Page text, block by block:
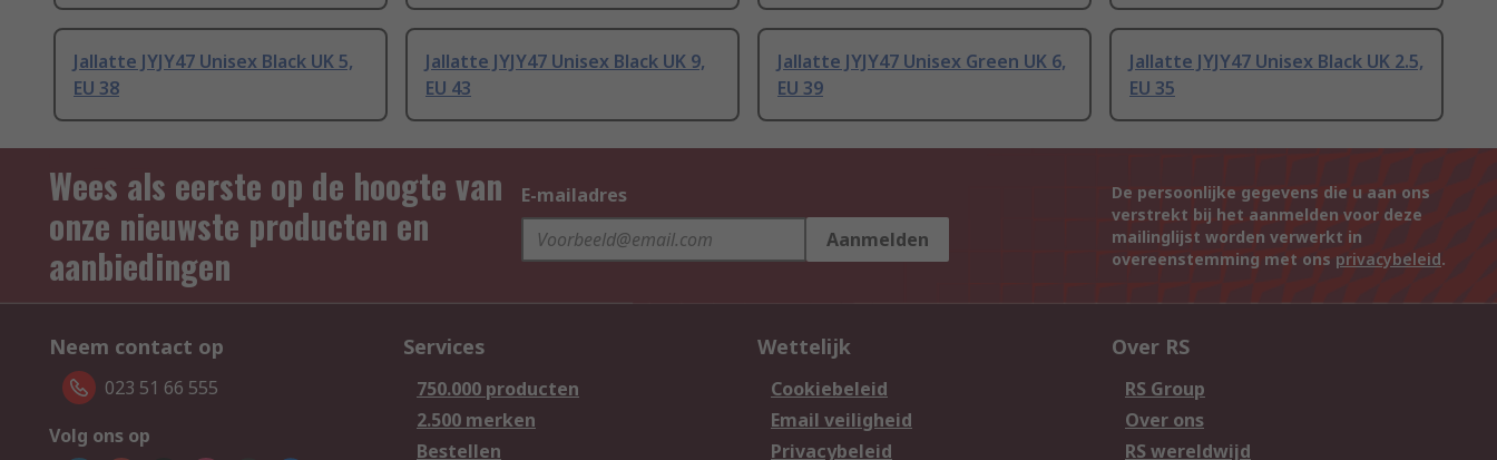
Jallatte JYJY47 Unisex Black UK 5,
EU 38
Jallatte JYJY47 Unisex Black UK 9,
EU 43
Jallatte JYJY47 Unisex Green UK 6,
EU 39
Jallatte JYJY47 Unisex Black UK 2.5,
EU 35
Wees als eerste op de hoogte van
onze nieuwste producten en
aanbiedingen
E-mailadres
Aanmelden
De persoonlijke gegevens die u aan ons
verstrekt bij het aanmelden voor deze
mailinglijst worden verwerkt in
overeenstemming met ons privacybeleid.
Neem contact op
023 51 66 555
Volg ons op
Services
750.000 producten
2.500 merken
Bestellen
Wettelijk
Cookiebeleid
Email veiligheid
Privacybeleid
Over RS
RS Group
Over ons
RS wereldwijd